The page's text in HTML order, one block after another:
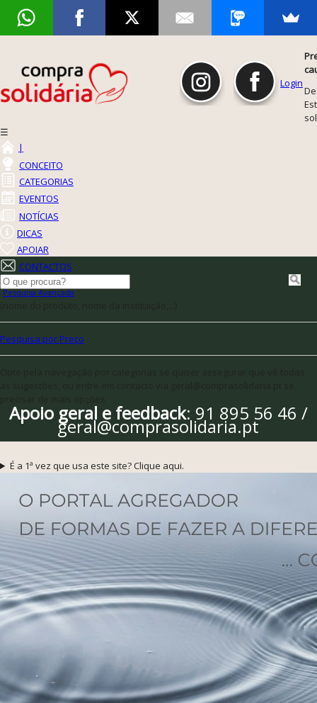
Login
☰
|
CONCEITO
CATEGORIAS
EVENTOS
NOTÍCIAS
DICAS
APOIAR
CONTACTOS
Pesquisa Avançada
Pesquisa por Preço
Apoio geral e feedback: 91 895 56 46 /
geral@comprasolidaria.pt
É a 1ª vez que usa este site? Clique aqui.